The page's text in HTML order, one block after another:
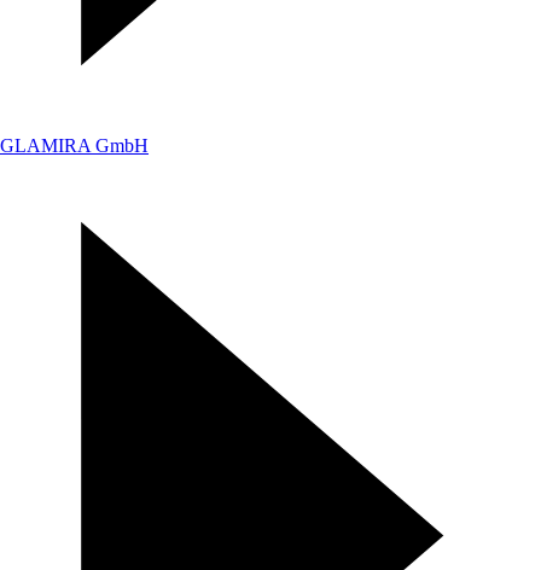
GLAMIRA GmbH